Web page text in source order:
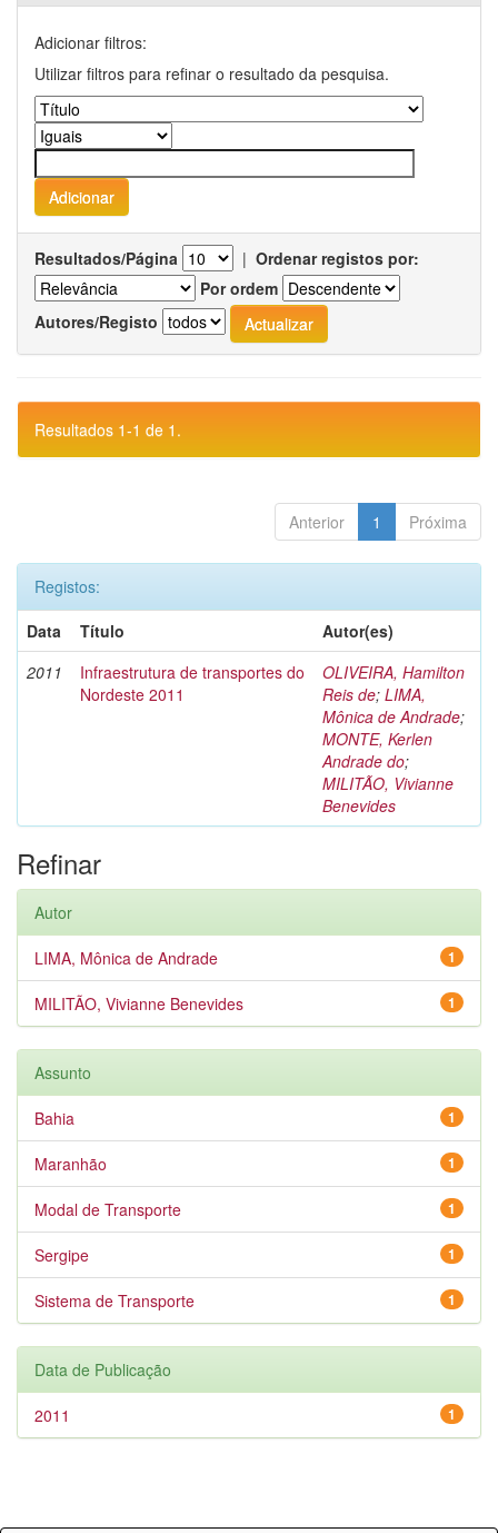
Adicionar filtros:
Utilizar filtros para refinar o resultado da pesquisa.
Resultados/Página | Ordenar registos por:
Por ordem
Autores/Registo
Resultados 1-1 de 1.
Anterior 1 Próxima
Registos:
Data
Título
Autor(es)
2011
Infraestrutura de transportes do
Nordeste 2011
OLIVEIRA, Hamilton
Reis de; LIMA,
Mônica de Andrade;
MONTE, Kerlen
Andrade do;
MILITÃO, Vivianne
Benevides
Refinar
Autor
1
LIMA, Mônica de Andrade
1
MILITÃO, Vivianne Benevides
Assunto
1
Bahia
1
Maranhão
1
Modal de Transporte
1
Sergipe
1
Sistema de Transporte
Data de Publicação
1
2011